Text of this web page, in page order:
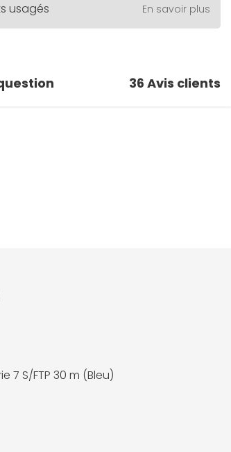
usagés En savoir plus
36 Avis clients
7 S/FTP 30 m (Bleu)